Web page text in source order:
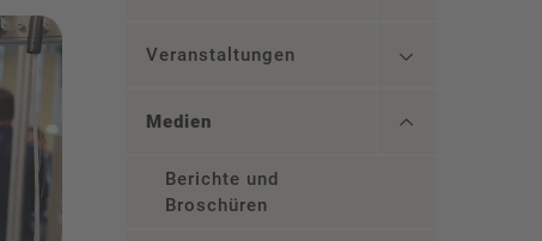
Veranstaltungen
Medien
Berichte und
Broschüren